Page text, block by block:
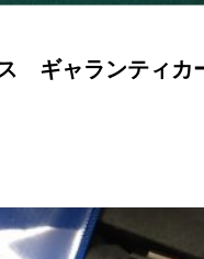
ギャランティカ